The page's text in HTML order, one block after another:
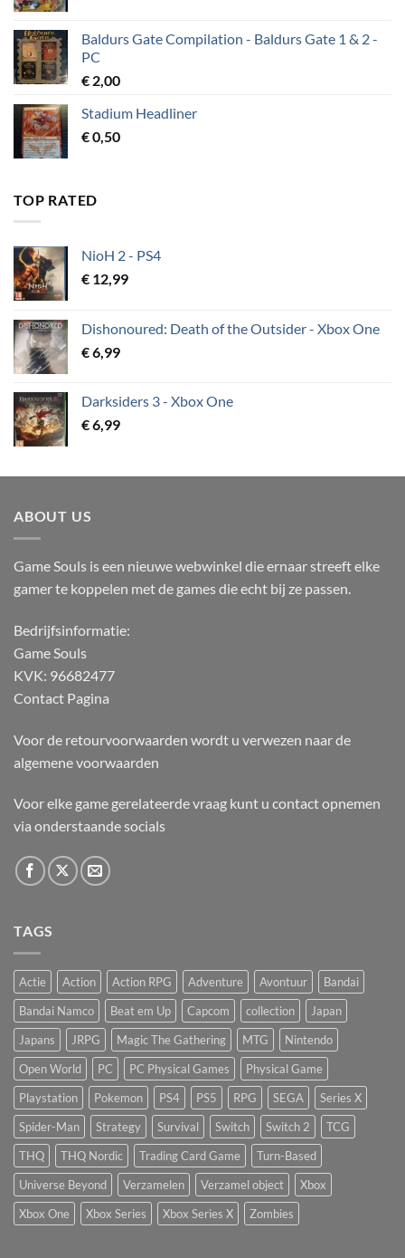
Baldurs Gate Compilation - Baldurs Gate 1 & 2 -
PC
€ 2,00
Stadium Headliner
€0,50
TOP RATED
NioH 2 - PS4
€ 12,99
Dishonoured: Death of the Outsider - Xbox One
€6,99
Darksiders 3 - Xbox One
€6,99
ABOUT US
Game Souls is een nieuwe webwinkel die ernaar streeft elke
gamer te koppelen met de games die echt bij ze passen.
Bedrijfsinformatie:
Game Souls
KVK: 96682477
Contact Pagina
Voor de retourvoorwaarden wordt u verwezen naar de
algemene voorwaarden
Voor elke game gerelateerde vraag kunt u contact opnemen
via onderstaande socials
TAGS
Actie Action Action RPG Adventure Avontuur
Bandai
Bandai Namco
Beat em Up Capcom collection
Japan
Japans
JRPG Magic The Gathering MTG
Nintendo
Open World
PC PC Physical Games
Physical Game
Playstation
Pokemon PS4 PS5 RPG SEGA
Series X
Spider-Man
Strategy Survival Switch Switch 2
TCG
THQ
THQ Nordic Trading Card Game
Turn-Based
Universe Beyond
Verzamelen Verzamel object
Xbox
Xbox One
Xbox Series Xbox Series X Zombies